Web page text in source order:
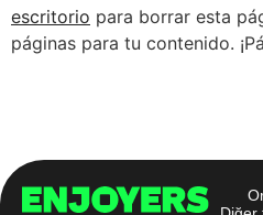
escritorio para borrar esta
páginas para tu contenido.